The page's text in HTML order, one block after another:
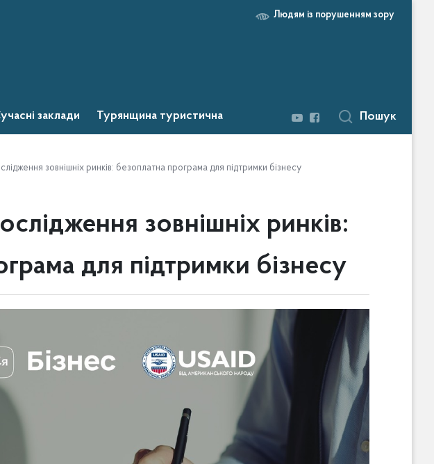
Людям із порушенням зору
заклади Турянщина туристична Пошук
зовнішніх ринків: безоплатна програма для підтримки бізнесу
зовнішніх ринків:
для підтримки бізнесу